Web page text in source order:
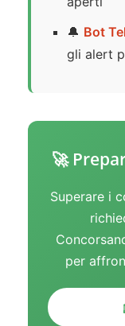
🔔 Bot
gli alert
🚀
Superare i
per